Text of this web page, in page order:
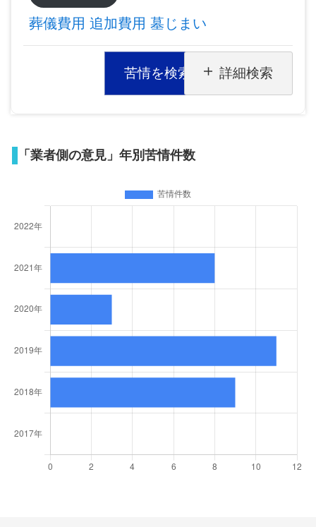
葬儀費用 追加費用 墓じまい
苦情を検索 詳細検索
「業者側の意見」年別苦情件数